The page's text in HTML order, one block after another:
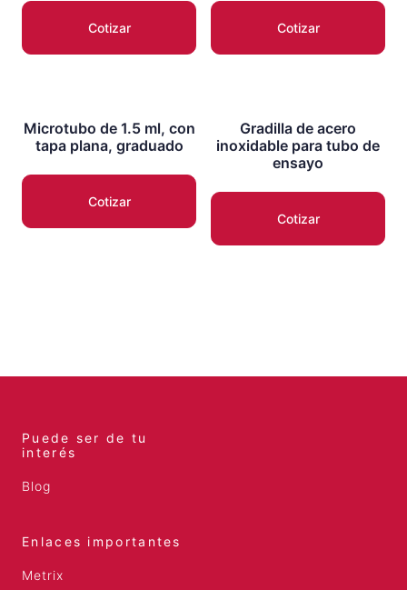
Cotizar Cotizar
Microtubo de 1.5 ml, con
tapa plana, graduado
Cotizar
Gradilla de acero
inoxidable para tubo de
ensayo
Cotizar
Puede ser de tu
interés
Blog
Enlaces importantes
Metrix